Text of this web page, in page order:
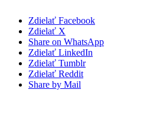
Zdielať Facebook
Zdielať X
Share on WhatsApp
Zdielať LinkedIn
Zdielať Tumblr
Zdielať Reddit
Share by Mail